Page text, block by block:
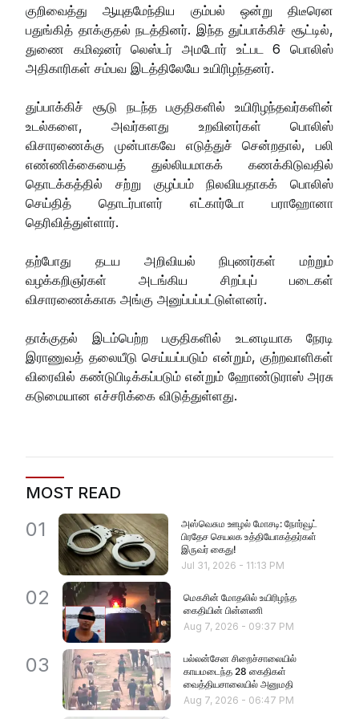
குறிவைத்து ஆயுதமேந்திய கும்பல் ஒன்று திடீரென
பதுங்கித் தாக்குதல் நடத்தினர். இந்த துப்பாக்கிச் சூட்டில்,
துணை கமிஷனர் லெஸ்டர் அமடோர் உட்பட 6 பொலிஸ்
அதிகாரிகள் சம்பவ இடத்திலேயே உயிரிழந்தனர்.
துப்பாக்கிச் சூடு நடந்த பகுதிகளில் உயிரிழந்தவர்களின்
உடல்களை, அவர்களது உறவினர்கள் பொலிஸ்
விசாரணைக்கு முன்பாகவே எடுத்துச் சென்றதால், பலி
எண்ணிக்கையைத் துல்லியமாகக் கணக்கிடுவதில்
தொடக்கத்தில் சற்று குழப்பம் நிலவியதாகக் பொலிஸ்
செய்தித் தொடர்பாளர் எட்கார்டோ பராஹோனா
தெரிவித்துள்ளார்.
தற்போது தடய அறிவியல் நிபுணர்கள் மற்றும்
வழக்கறிஞர்கள் அடங்கிய சிறப்புப் படைகள்
விசாரணைக்காக அங்கு அனுப்பப்பட்டுள்ளனர்.
தாக்குதல் இடம்பெற்ற பகுதிகளில் உடனடியாக நேரடி
இராணுவத் தலையீடு செய்யப்படும் என்றும், குற்றவாளிகள்
விரைவில் கண்டுபிடிக்கப்படும் என்றும் ஹோண்டுராஸ் அரசு
கடுமையான எச்சரிக்கை விடுத்துள்ளது.
MOST READ
01
அஸ்வெசும ஊழல் மோசடி: நோர்வூட்
பிரதேச செயலக உத்தியோகத்தர்கள்
இருவர் கைது!
Jul 31, 2026 - 11:13 PM
02
மெகசின் மோதலில் உயிரிழந்த
கைதியின் பின்னணி
Aug 7, 2026 - 09:37 PM
03
பல்லன்சேன சிறைச்சாலையில்
காயமடைந்த 28 கைதிகள்
வைத்தியசாலையில் அனுமதி
Aug 7, 2026 - 06:47 PM